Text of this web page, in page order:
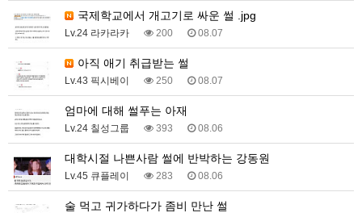
국제학교에서 개고기로 싸운 썰 .jpg
Lv.24 라카라카 200 08.07
아직 애기 취급받는 썰
Lv.43 픽시베이 250 08.07
엄마에 대해 썰푸는 아재
Lv.24 칠성그룹 393 08.06
대학시절 나쁜사람 썰에 반박하는 강동원
Lv.45 큐플레이 283 08.06
술 먹고 귀가하다가 좀비 만난 썰